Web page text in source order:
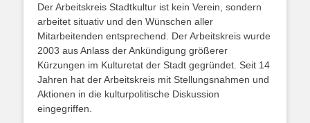
Der Arbeitskreis Stadtkultur ist kein Verein, sondern
arbeitet situativ und den Wünschen aller
Mitarbeitenden entsprechend. Der Arbeitskreis wurde
2003 aus Anlass der Ankündigung größerer
Kürzungen im Kulturetat der Stadt gegründet. Seit 14
Jahren hat der Arbeitskreis mit Stellungsnahmen und
Aktionen in die kulturpolitische Diskussion
eingegriffen.